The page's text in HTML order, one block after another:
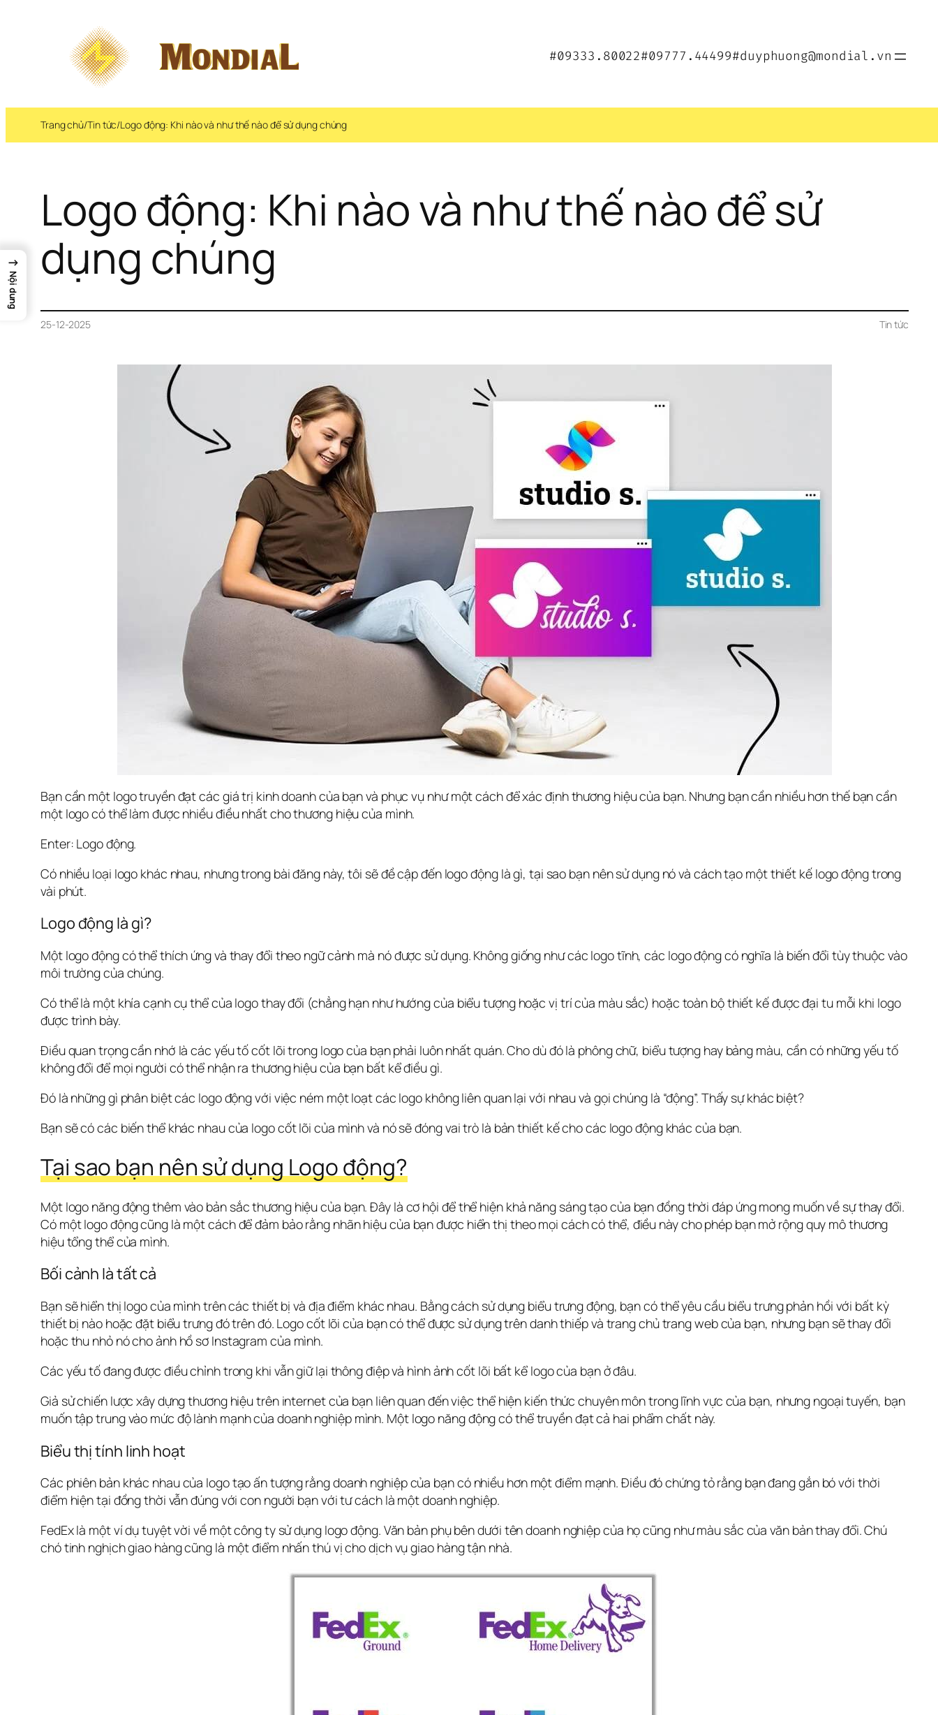
#09333.80022#09777.44499#duyphuong@mondial.vn
Trang chủ/Tin tức/Logo động: Khi nào và như thế nào để sử dụng chúng
Logo động: Khi nào và như thế nào để sử
dụng chúng
25-12-2025 Tin tức
Bạn cần một logo truyền đạt các giá trị kinh doanh của bạn và phục vụ như một cách để xác định thương hiệu của bạn. Nhưng bạn cần nhiều hơn thế bạn cần
một logo có thể làm được nhiều điều nhất cho thương hiệu của mình.
Enter: Logo động.
Có nhiều loại logo khác nhau, nhưng trong bài đăng này, tôi sẽ đề cập đến logo động là gì, tại sao bạn nên sử dụng nó và cách tạo một thiết kế logo động trong
vài phút.
Logo động là gì?
Một logo động có thể thích ứng và thay đổi theo ngữ cảnh mà nó được sử dụng. Không giống như các logo tĩnh, các logo động có nghĩa là biến đổi tùy thuộc vào
môi trường của chúng.
Có thể là một khía cạnh cụ thể của logo thay đổi (chẳng hạn như hướng của biểu tượng hoặc vị trí của màu sắc) hoặc toàn bộ thiết kế được đại tu mỗi khi logo
được trình bày.
Điều quan trọng cần nhớ là các yếu tố cốt lõi trong logo của bạn phải luôn nhất quán. Cho dù đó là phông chữ, biểu tượng hay bảng màu, cần có những yếu tố
không đổi để mọi người có thể nhận ra thương hiệu của bạn bất kể điều gì.
Đó là những gì phân biệt các logo động với việc ném một loạt các logo không liên quan lại với nhau và gọi chúng là “động”. Thấy sự khác biệt?
Bạn sẽ có các biến thể khác nhau của logo cốt lõi của mình và nó sẽ đóng vai trò là bản thiết kế cho các logo động khác của bạn.
Tại sao bạn nên sử dụng Logo động?
Một logo năng động thêm vào bản sắc thương hiệu của bạn. Đây là cơ hội để thể hiện khả năng sáng tạo của bạn đồng thời đáp ứng mong muốn về sự thay đổi.
Có một logo động cũng là một cách để đảm bảo rằng nhãn hiệu của bạn được hiển thị theo mọi cách có thể, điều này cho phép bạn mở rộng quy mô thương
hiệu tổng thể của mình.
Bối cảnh là tất cả
Bạn sẽ hiển thị logo của mình trên các thiết bị và địa điểm khác nhau. Bằng cách sử dụng biểu trưng động, bạn có thể yêu cầu biểu trưng phản hồi với bất kỳ
thiết bị nào hoặc đặt biểu trưng đó trên đó. Logo cốt lõi của bạn có thể được sử dụng trên danh thiếp và trang chủ trang web của bạn, nhưng bạn sẽ thay đổi
hoặc thu nhỏ nó cho ảnh hồ sơ Instagram của mình.
Các yếu tố đang được điều chỉnh trong khi vẫn giữ lại thông điệp và hình ảnh cốt lõi bất kể logo của bạn ở đâu.
Giả sử chiến lược xây dựng thương hiệu trên internet của bạn liên quan đến việc thể hiện kiến ​​thức chuyên môn trong lĩnh vực của bạn, nhưng ngoại tuyến, bạn
muốn tập trung vào mức độ lành mạnh của doanh nghiệp mình. Một logo năng động có thể truyền đạt cả hai phẩm chất này.
Biểu thị tính linh hoạt
Các phiên bản khác nhau của logo tạo ấn tượng rằng doanh nghiệp của bạn có nhiều hơn một điểm mạnh. Điều đó chứng tỏ rằng bạn đang gắn bó với thời
điểm hiện tại đồng thời vẫn đúng với con người bạn với tư cách là một doanh nghiệp.
FedEx là một ví dụ tuyệt vời về một công ty sử dụng logo động. Văn bản phụ bên dưới tên doanh nghiệp của họ cũng như màu sắc của văn bản thay đổi. Chú
chó tinh nghịch giao hàng cũng là một điểm nhấn thú vị cho dịch vụ giao hàng tận nhà.
→
Nội dung